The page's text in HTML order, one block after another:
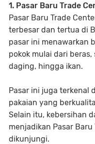
1. Pasar Baru Trade
Pasar Baru Trade
terbesar dan tertua di
pasar ini menawarkan
pokok mulai dari
daging, hingga ikan.
Pasar ini juga terkenal
pakaian yang
Selain itu, kebersihan
menjadikan Pasar
dikunjungi.